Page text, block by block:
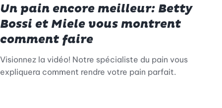
Un pain encore meilleur: Betty
Bossi et Miele vous montrent
comment faire
Visionnez la vidéo! Notre spécialiste du pain vous
expliquera comment rendre votre pain parfait.